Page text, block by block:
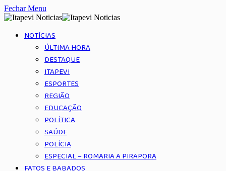
Fechar Menu
NOTÍCIAS
ÚLTIMA HORA
DESTAQUE
ITAPEVI
ESPORTES
REGIÃO
EDUCAÇÃO
POLÍTICA
SAÚDE
POLÍCIA
ESPECIAL – ROMARIA A PIRAPORA
FATOS E BABADOS